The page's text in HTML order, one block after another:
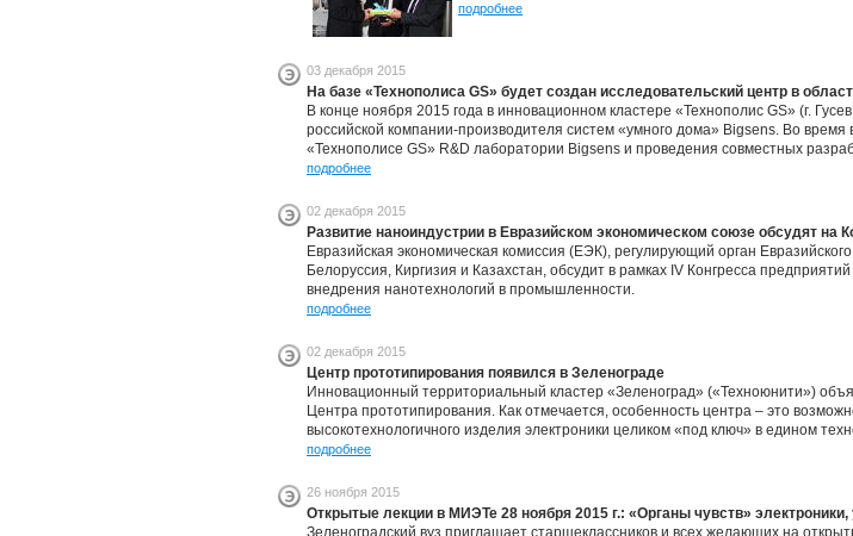
подробнее
03 декабря 2015
На базе «Технополиса GS» будет создан исследовательский центр в
В конце ноября 2015 года в инновационном кластере «Технополис GS» (г.
российской компании-производителя систем «умного дома» Bigsens. Во
«Технополисе GS» R&D лаборатории Bigsens и проведения совместных
подробнее
02 декабря 2015
Развитие наноиндустрии в Евразийском экономическом союзе обсудят на
Евразийская экономическая комиссия (ЕЭК), регулирующий орган
Белоруссия, Киргизия и Казахстан, обсудит в рамках IV Конгресса
внедрения нанотехнологий в промышленности.
подробнее
02 декабря 2015
Центр прототипирования появился в Зеленограде
Инновационный территориальный кластер «Зеленоград» («Техноюнити»)
Центра прототипирования. Как отмечается, особенность центра – это
высокотехнологичного изделия электроники целиком «под ключ» в едином
подробнее
26 ноября 2015
Открытые лекции в МИЭТе 28 ноября 2015 г.: «Органы чувств»
Зеленоградский вуз приглашает старшеклассников и всех желающих на